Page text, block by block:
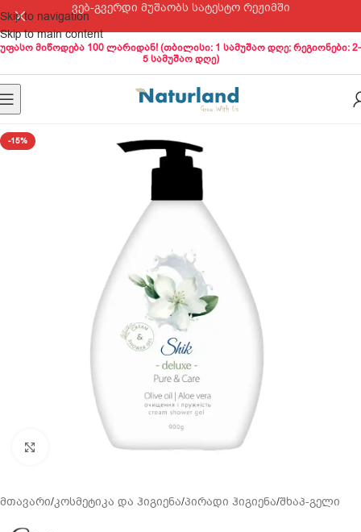
Skip to navigation
Skip to main content
ვებ-გვერდი მუშაობს სატესტო რეჟიმში
უფასო მიწოდება 100 ლარიდან! (თბილისი: 1 სამუშაო დღე; რეგიონები: 2-
5 სამუშაო დღე)
-15%
მთავარი/კოსმეტიკა და ჰიგიენა/პირადი ჰიგიენა/შხაპ-გელი